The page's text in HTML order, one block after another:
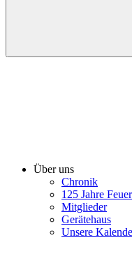
Über uns
Chronik
125 Jahre
Mitglieder
Gerätehaus
Unsere